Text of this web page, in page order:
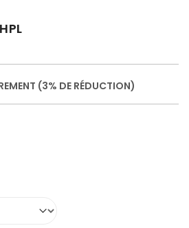
(3% DE RÉDUCTION)